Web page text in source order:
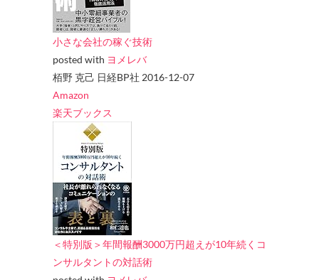
小さな会社の稼ぐ技術
posted with ヨメレバ
栢野 克己 日経BP社 2016-12-07
Amazon
楽天ブックス
＜特別版＞年間報酬3000万円超えが10年続くコ
ンサルタントの対話術